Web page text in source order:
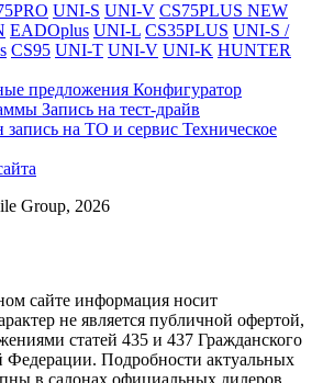
UNI-S UNI-V CS75PLUS NEW
EADOplus UNI-L CS35PLUS UNI-S /
CS95 UNI-T UNI-V UNI-K HUNTER
предложения Конфигуратор
Запись на тест-драйв
запись на ТО и сервис Техническое
Group, 2026
сайте информация носит
не является публичной офертой,
статей 435 и 437 Гражданского
Федерации. Подробности актуальных